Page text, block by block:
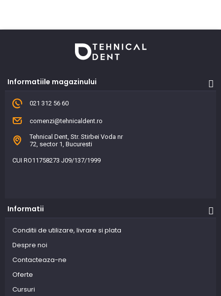
Informatiile magazinului
021 312 56 60
comenzi@tehnicaldent.ro
Tehnical Dent, Str. Stirbei Voda nr
72, sector 1, Bucuresti
CUI RO11758273 J09/137/1999
Informatii
Conditii de utilizare, livrare si plata
Despre noi
Contacteaza-ne
Oferte
Cursuri